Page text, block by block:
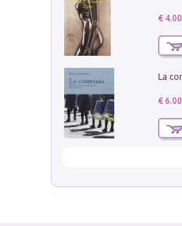
€ 4.00
€ 6.00